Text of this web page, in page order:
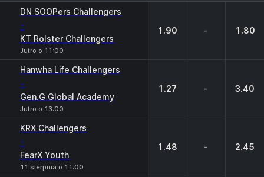
DN SOOPers Challengers
-
KT Rolster Challengers
Jutro o 11:00
1.90 - 1.80
Hanwha Life Challengers
-
Gen.G Global Academy
Jutro o 13:00
1.27 - 3.40
KRX Challengers
-
FearX Youth
11 sierpnia o 11:00
1.48 - 2.45